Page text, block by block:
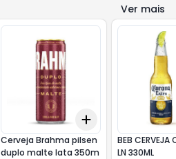
Ver mais
10 10
Add
Cerveja Brahma pilsen
duplo malte lata 350m
BEB CERVEJA
LN 330ML